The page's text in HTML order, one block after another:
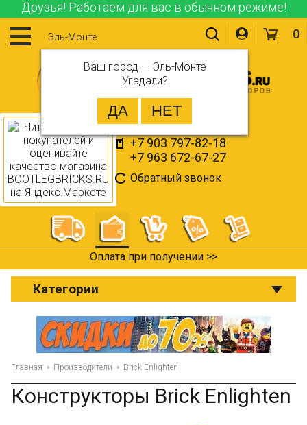
Друзья! Работаем для вас в обычном режиме!
Эль-Монте
Ваш город — Эль-Монте
Угадали?
+7 903 797-82-18
+7 963 672-67-27
Обратный звонок
0
Оплата при получении >>
Категории
Главная Производители Brick Enlighten
Конструкторы Brick Enlighten